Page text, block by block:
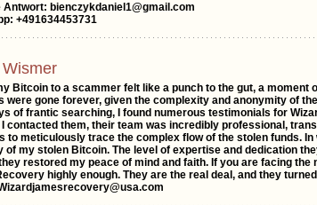
Antwort: bienczykdaniel1@gmail.com
+491634453731
Bitcoin to a scammer felt like a punch to the gut, a moment
were gone forever, given the complexity and anonymity of
of frantic searching, I found numerous testimonials for
contacted them, their team was incredibly professional,
to meticulously trace the complex flow of the stolen funds.
of my stolen Bitcoin. The level of expertise and dedication
restored my peace of mind and faith. If you are facing
highly enough. They are the real deal, and they